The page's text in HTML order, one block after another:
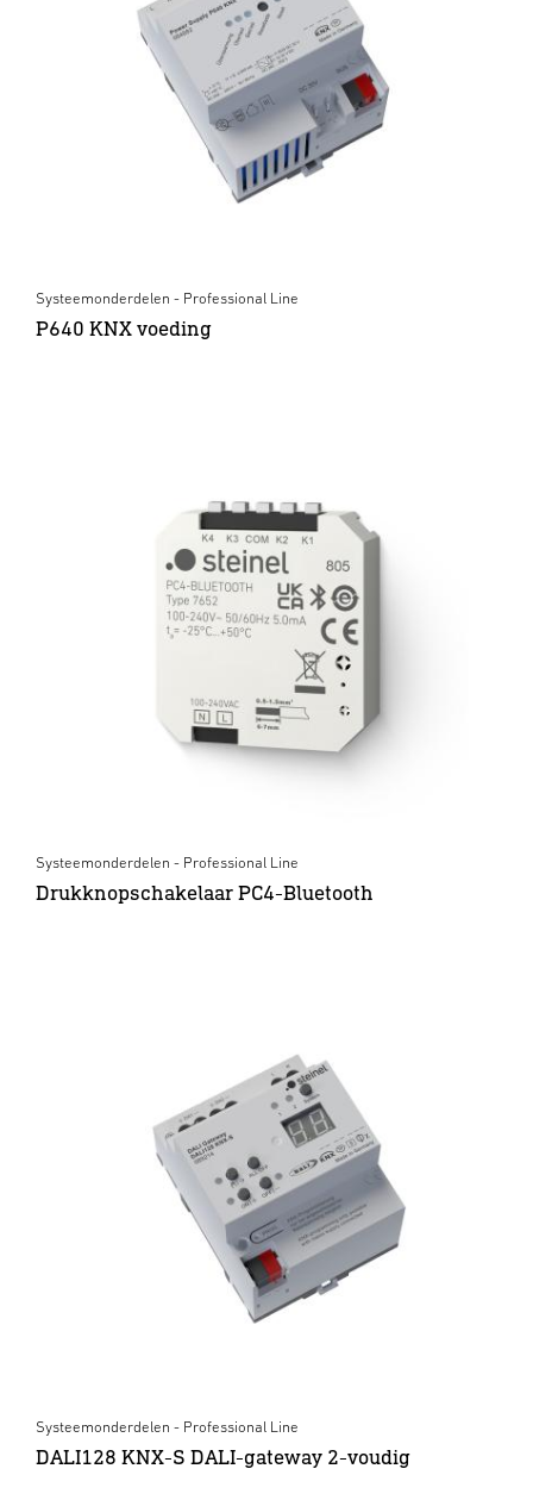
Systeemonderdelen - Professional Line
P640 KNX voeding
Systeemonderdelen - Professional Line
Drukknopschakelaar PC4-Bluetooth
Systeemonderdelen - Professional Line
DALI128 KNX-S DALI-gateway 2-voudig